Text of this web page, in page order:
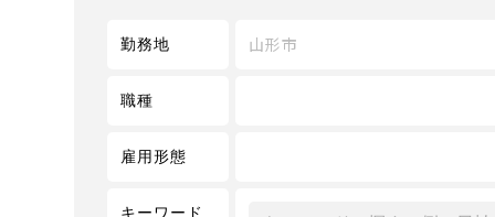
勤務地 山形市
職種
雇用形態
キーワード